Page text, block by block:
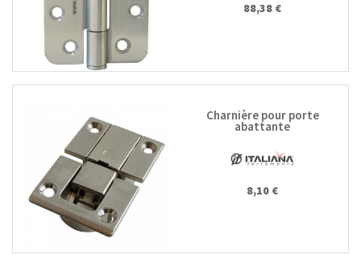
88,38 €
Charnière pour porte
abattante
8,10 €